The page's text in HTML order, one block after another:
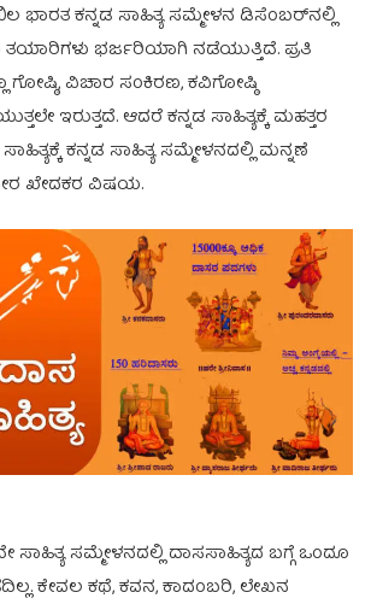
ಭಾರತ ಕನ್ನಡ ಸಾಹಿತ್ಯ ಸಮ್ಮೇಳನ ಡಿಸೆಂಬರ್‌ನಲ್ಲಿ
ಭರ್ಜರಿಯಾಗಿ ನಡೆಯುತ್ತಿದೆ. ಪ್ರತಿ
ಗೋಷ್ಠಿ, ವಿಚಾರ ಸಂಕಿರಣ, ಕವಿಗೋಷ್ಠಿ
ಇರುತ್ತದೆ. ಆದರೆ ಕನ್ನಡ ಸಾಹಿತ್ಯಕ್ಕೆ ಮಹತ್ತರ
ಕನ್ನಡ ಸಾಹಿತ್ಯ ಸಮ್ಮೇಳನದಲ್ಲಿ ಮನ್ನಣೆ
ಖೇದಕರ ವಿಷಯ.
ಸಮ್ಮೇಳನದಲ್ಲಿ ದಾಸಸಾಹಿತ್ಯದ ಬಗ್ಗೆ ಒಂದೂ
ಕೇವಲ ಕಥೆ, ಕವನ, ಕಾದಂಬರಿ, ಲೇಖನ